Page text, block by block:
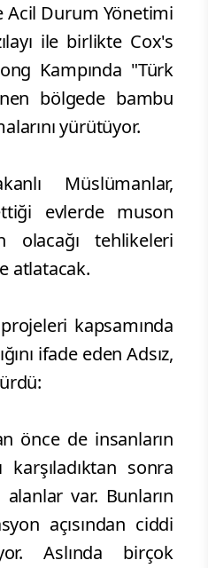
Acil Durum Yönetimi
ile birlikte Cox's
Kampında "Türk
bölgede bambu
yürütüyor.
Müslümanlar,
evlerde muson
olacağı tehlikeleri
atlatacak.
kapsamında
ifade eden Adsız,
önce de insanların
karşıladıktan sonra
var. Bunların
açısından ciddi
Aslında birçok